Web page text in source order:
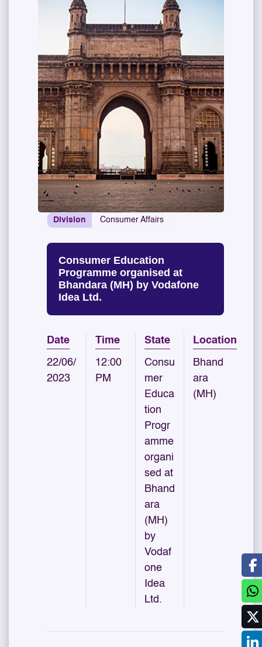
Division Consumer Affairs
Consumer Education
Programme organised at
Bhandara (MH) by Vodafone
Idea Ltd.
Date
22/06/
2023
Time
12:00
PM
State
Consu
mer
Educa
tion
Progr
amme
organi
sed at
Bhand
ara
(MH)
by
Vodaf
one
Idea
Ltd.
Location
Bhand
ara
(MH)